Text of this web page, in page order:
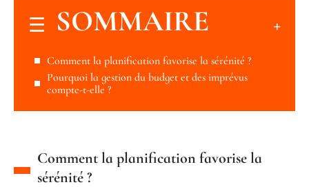
SOMMAIRE
Comment la planification favorise la sérénité ?
Pourquoi la gestion du budget et des imprévus
compte-t-elle ?
Comment la planification favorise la
sérénité ?